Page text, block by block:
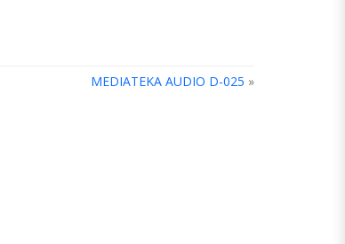
MEDIATEKA AUDIO D-025 »